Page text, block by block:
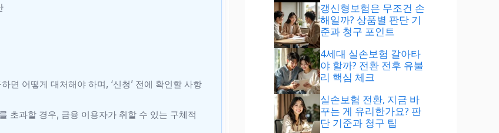
면 어떻게 대처해야 하며, ‘신청’ 전에 확인할 사항
초과할 경우, 금융 이용자가 취할 수 있는 구체적
갱신형보험은 무조건 손
해일까? 상품별 판단 기
준과 청구 포인트
4세대 실손보험 갈아타
야 할까? 전환 전후 유불
리 핵심 체크
실손보험 전환, 지금 바
꾸는 게 유리한가요? 판
단 기준과 청구 팁